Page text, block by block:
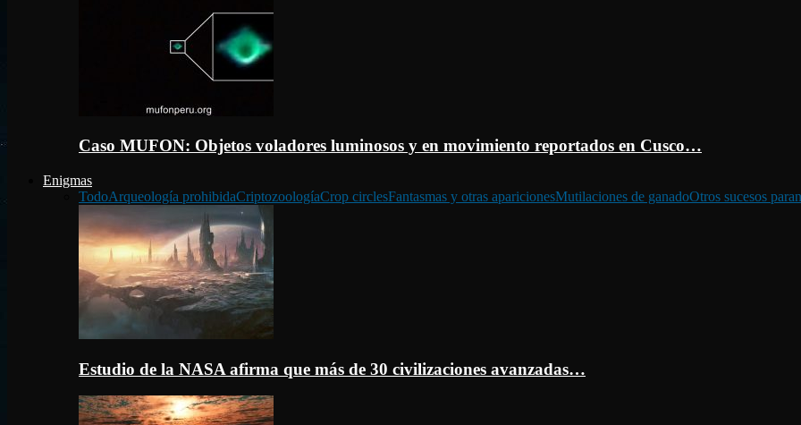
Caso MUFON: Objetos voladores luminosos y en movimiento reportados en Cusco…
Enigmas
TodoArqueología prohibidaCriptozoologíaCrop circlesFantasmas y otras aparicionesMutilaciones de ganadoOtros sucesos
Estudio de la NASA afirma que más de 30 civilizaciones avanzadas…